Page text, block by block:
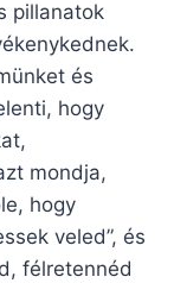
pillanatok
és
hogy
mondja,
hogy
veled”, és
félretennéd